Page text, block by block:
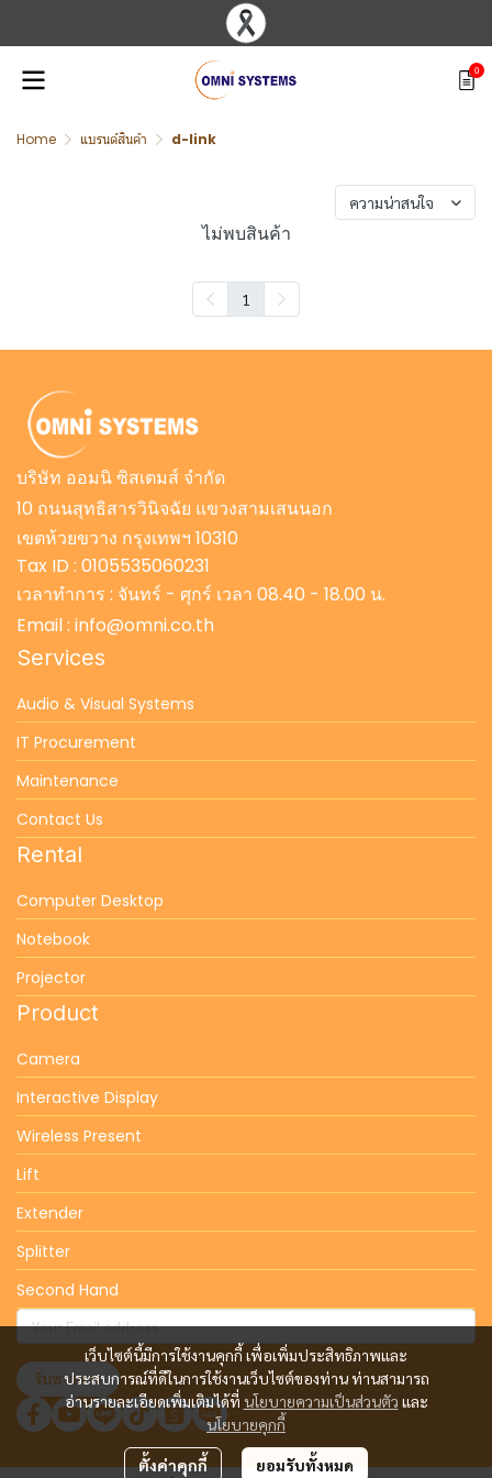
0
Home แบรนด์สินค้า d-link
ความน่าสนใจ
ไม่พบสินค้า
1
เว็บไซต์นี้มีการใช้งานคุกกี้ เพื่อเพิ่มประสิทธิภาพและ
ประสบการณ์ที่ดีในการใช้งานเว็บไซต์ของท่าน ท่านสามารถ
อ่านรายละเอียดเพิ่มเติมได้ที่ นโยบายความเป็นส่วนตัว และ
นโยบายคุกกี้
ตั้งค่าคุกกี้ ยอมรับทั้งหมด
บริษัท ออมนิ ซิสเตมส์ จำกัด
10 ถนนสุทธิสารวินิจฉัย แขวงสามเสนนอก
เขตห้วยขวาง กรุงเทพฯ 10310
Tax ID : 0105535060231
เวลาทำการ : จันทร์ - ศุกร์ เวลา 08.40 - 18.00 น.
Email : info@omni.co.th
Services
Audio & Visual Systems
IT Procurement
Maintenance
Contact Us
Rental
Computer Desktop
Notebook
Projector
Product
Camera
Interactive Display
Wireless Present
Lift
Extender
Splitter
Second Hand
รับข่าวสาร